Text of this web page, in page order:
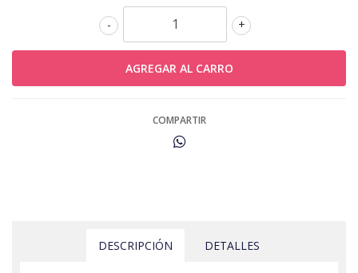
+
-
COMPARTIR
DESCRIPCIÓN DETALLES